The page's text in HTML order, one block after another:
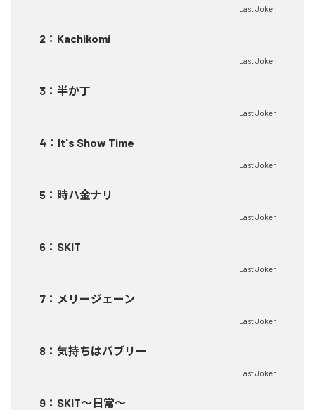
Last Joker
2 ： Kachikomi
Last Joker
3 ： 半か丁
Last Joker
4 ： It's Show Time
Last Joker
5 ： 時ハ金ナリ
Last Joker
6 ： SKIT
Last Joker
7 ： メリージェーン
Last Joker
8 ： 気持ちはバブリー
Last Joker
9 ： SKIT～日常～